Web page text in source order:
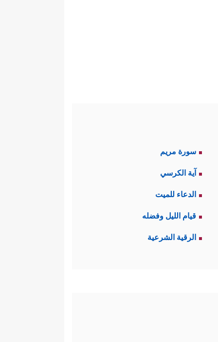
سورة مريم
آية الكرسي
الدعاء للميت
قيام الليل وفضله
الرقية الشرعية